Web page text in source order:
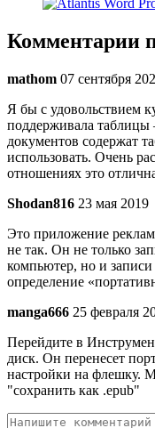
Комментарии
mathom 07 сентября
Я бы с удовольствием
поддерживала
документов содержат
использовать. Очень
отношениях это
Shodan816 23 мая 2019
Это приложение
не так. Он не только
компьютер, но и
определение
manga666 25 февраля
Перейдите в
диск. Он перенесет
настройки на флешку.
"сохранить как .epub"